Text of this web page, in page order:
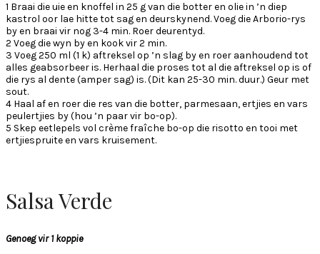
1 Braai die uie en knoffel in 25 g van die botter en olie in ’n diep
kastrol oor lae hitte tot sag en deurskynend. Voeg die Arborio-rys
by en braai vir nog 3-4 min. Roer deurentyd.
2 Voeg die wyn by en kook vir 2 min.
3 Voeg 250 ml (1 k) aftreksel op ’n slag by en roer aanhoudend tot
alles geabsorbeer is. Herhaal die proses tot al die aftreksel op is of
die rys al dente (amper sag) is. (Dit kan 25-30 min. duur.) Geur met
sout.
4 Haal af en roer die res van die botter, parmesaan, ertjies en vars
peulertjies by (hou ’n paar vir bo-op).
5 Skep eetlepels vol crème fraîche bo-op die risotto en tooi met
ertjiespruite en vars kruisement.
Salsa Verde
Genoeg vir 1 koppie